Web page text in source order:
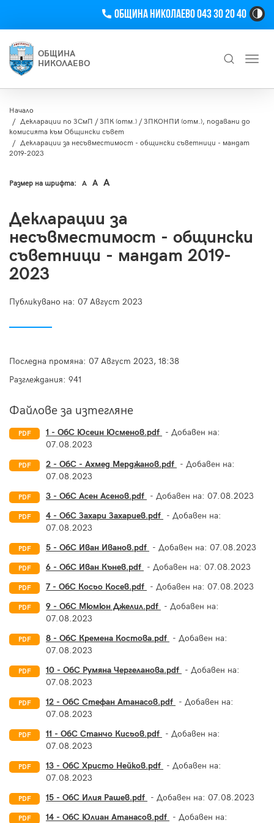
Телефон
Община Николаево 043 30 20 40
ОБЩИНА
НИКОЛАЕВО
Начало
Декларации по ЗСмП / ЗПК (отм.) / ЗПКОНПИ (отм.), подавани до
комисията към Общински съвет
Декларации за несъвместимост - общински съветници - мандат
2019-2023
Размер на шрифта: A A A
Декларации за
несъвместимост - общински
съветници - мандат 2019-
2023
Публикувано на: 07 Август 2023
Последна промяна: 07 Август 2023, 18:38
Разглеждания: 941
Файлове за изтегляне
PDF 1 - ОбС Юсеин Юсменов.pdf - Добавен на:
07.08.2023
PDF 2 - ОбС - Ахмед Мерджанов.pdf - Добавен на:
07.08.2023
PDF 3 - ОбС Асен Асенов.pdf - Добавен на: 07.08.2023
PDF 4 - ОбС Захари Захариев.pdf - Добавен на:
07.08.2023
PDF 5 - ОбС Иван Иванов.pdf - Добавен на: 07.08.2023
PDF 6 - ОбС Иван Кънев.pdf - Добавен на: 07.08.2023
PDF 7 - ОбС Косьо Косев.pdf - Добавен на: 07.08.2023
PDF 9 - ОбС Мюмюн Джелил.pdf - Добавен на:
07.08.2023
PDF 8 - ОбС Кремена Костова.pdf - Добавен на:
07.08.2023
PDF 10 - ОбС Румяна Чергеланова.pdf - Добавен на:
07.08.2023
PDF 12 - ОбС Стефан Атанасов.pdf - Добавен на:
07.08.2023
PDF 11 - ОбС Станчо Кисьов.pdf - Добавен на:
07.08.2023
PDF 13 - ОбС Христо Нейков.pdf - Добавен на:
07.08.2023
PDF 15 - ОбС Илия Рашев.pdf - Добавен на: 07.08.2023
PDF 14 - ОбС Юлиан Атанасов.pdf - Добавен на: